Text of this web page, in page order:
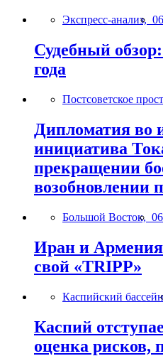
Экспресс-анализ,
Судебный
года
Постсоветское
Дипломатия во
инициатива
прекращении
возобновлении
Большой Восток,
Иран и
свой «TRIPP»
Каспийский
Каспий
оценка рисков,